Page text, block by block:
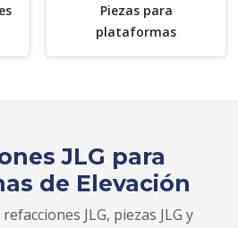
Piezas para
plataformas
JLG para
de Elevación
JLG, piezas JLG y